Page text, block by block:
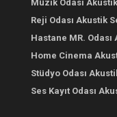
Müzik Odası Akustik
Reji Odası Akustik
Hastane MR. Odası
Home Cinema
Stüdyo Odası
Ses Kayıt Odası